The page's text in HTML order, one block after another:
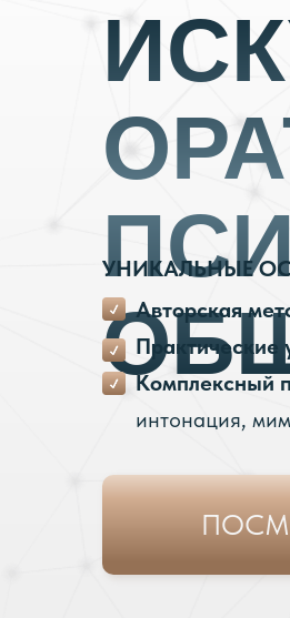
Авторская
Практические
Комплексный
интонация,
УНИКАЛЬНЫЕ